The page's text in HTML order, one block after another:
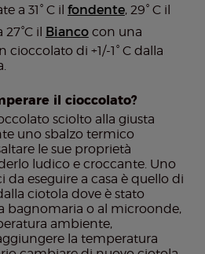
a 31° C il fondente, 29° C il
27°C il Biancocon una
di +1/-1° C dalla
il cioccolato?
sciolto alla giusta
uno sbalzo termico
le sue proprietà
ludico e croccante. Uno
eseguire a casa è quello di
ciotola dove è stato
bagnomaria o al microonde,
ambiente,
la temperatura